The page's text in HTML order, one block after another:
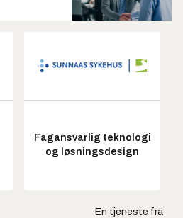
Fagansvarlig teknologi
og løsningsdesign
En tjeneste fra